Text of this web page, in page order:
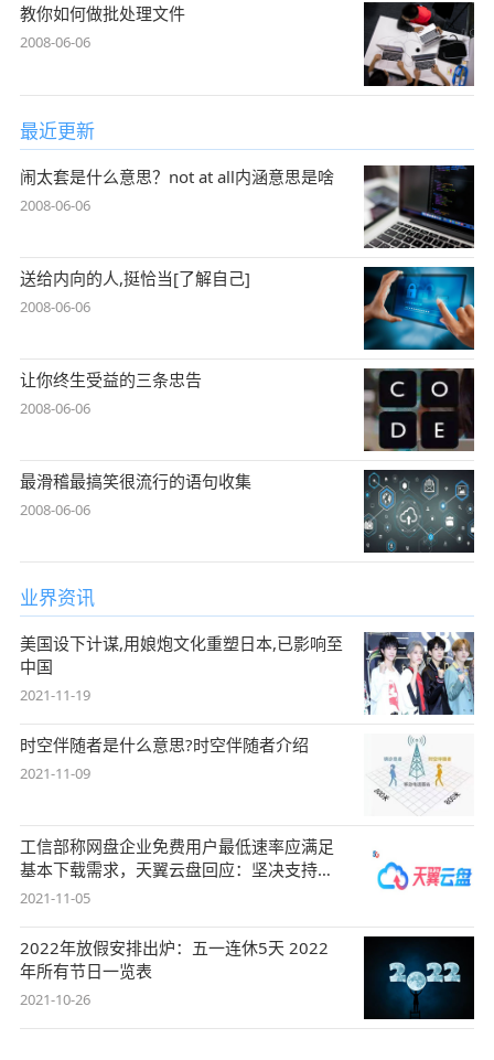
教你如何做批处理文件
2008-06-06
最近更新
闹太套是什么意思？not at all内涵意思是啥
2008-06-06
送给内向的人,挺恰当[了解自己]
2008-06-06
让你终生受益的三条忠告
2008-06-06
最滑稽最搞笑很流行的语句收集
2008-06-06
业界资讯
美国设下计谋,用娘炮文化重塑日本,已影响至
中国
2021-11-19
时空伴随者是什么意思?时空伴随者介绍
2021-11-09
工信部称网盘企业免费用户最低速率应满足
基本下载需求，天翼云盘回应：坚决支持，
始终
2021-11-05
2022年放假安排出炉：五一连休5天 2022
年所有节日一览表
2021-10-26